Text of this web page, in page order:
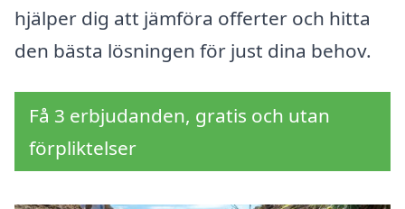
hjälper dig att jämföra offerter och hitta
den bästa lösningen för just dina behov.
Få 3 erbjudanden, gratis och utan
förpliktelser